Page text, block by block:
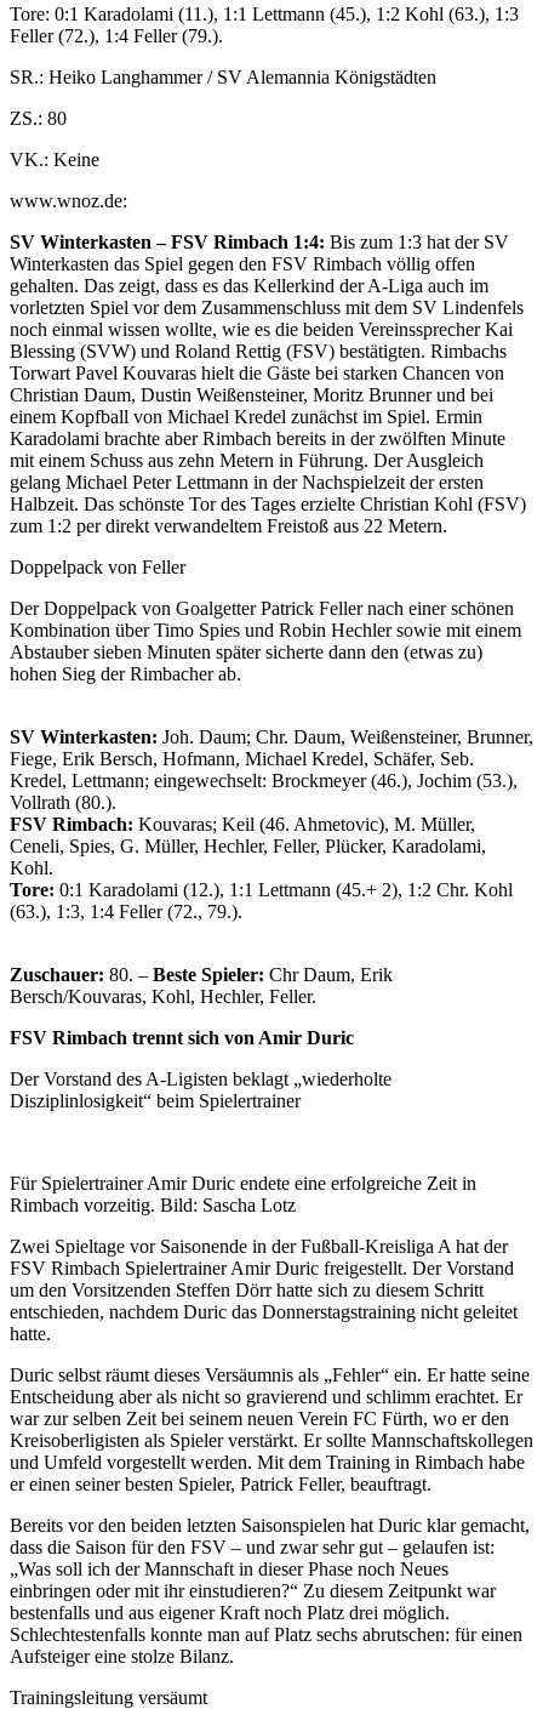
Tore: 0:1 Karadolami (11.), 1:1 Lettmann (45.), 1:2 Kohl (63.), 1:3
Feller (72.), 1:4 Feller (79.).
SR.: Heiko Langhammer / SV Alemannia Königstädten
ZS.: 80
VK.: Keine
www.wnoz.de:
SV Winterkasten – FSV Rimbach 1:4: Bis zum 1:3 hat der SV
Winterkasten das Spiel gegen den FSV Rimbach völlig offen
gehalten. Das zeigt, dass es das Kellerkind der A-Liga auch im
vorletzten Spiel vor dem Zusammenschluss mit dem SV Lindenfels
noch einmal wissen wollte, wie es die beiden Vereinssprecher Kai
Blessing (SVW) und Roland Rettig (FSV) bestätigten. Rimbachs
Torwart Pavel Kouvaras hielt die Gäste bei starken Chancen von
Christian Daum, Dustin Weißensteiner, Moritz Brunner und bei
einem Kopfball von Michael Kredel zunächst im Spiel. Ermin
Karadolami brachte aber Rimbach bereits in der zwölften Minute
mit einem Schuss aus zehn Metern in Führung. Der Ausgleich
gelang Michael Peter Lettmann in der Nachspielzeit der ersten
Halbzeit. Das schönste Tor des Tages erzielte Christian Kohl (FSV)
zum 1:2 per direkt verwandeltem Freistoß aus 22 Metern.
Doppelpack von Feller
Der Doppelpack von Goalgetter Patrick Feller nach einer schönen
Kombination über Timo Spies und Robin Hechler sowie mit einem
Abstauber sieben Minuten später sicherte dann den (etwas zu)
hohen Sieg der Rimbacher ab.
SV Winterkasten: Joh. Daum; Chr. Daum, Weißensteiner, Brunner,
Fiege, Erik Bersch, Hofmann, Michael Kredel, Schäfer, Seb.
Kredel, Lettmann; eingewechselt: Brockmeyer (46.), Jochim (53.),
Vollrath (80.).
FSV Rimbach: Kouvaras; Keil (46. Ahmetovic), M. Müller,
Ceneli, Spies, G. Müller, Hechler, Feller, Plücker, Karadolami,
Kohl.
Tore: 0:1 Karadolami (12.), 1:1 Lettmann (45.+ 2), 1:2 Chr. Kohl
(63.), 1:3, 1:4 Feller (72., 79.).
Zuschauer: 80. – Beste Spieler: Chr Daum, Erik
Bersch/Kouvaras, Kohl, Hechler, Feller.
FSV Rimbach trennt sich von Amir Duric
Der Vorstand des A-Ligisten beklagt „wiederholte
Disziplinlosigkeit“ beim Spielertrainer
Für Spielertrainer Amir Duric endete eine erfolgreiche Zeit in
Rimbach vorzeitig. Bild: Sascha Lotz
Zwei Spieltage vor Saisonende in der Fußball-Kreisliga A hat der
FSV Rimbach Spielertrainer Amir Duric freigestellt. Der Vorstand
um den Vorsitzenden Steffen Dörr hatte sich zu diesem Schritt
entschieden, nachdem Duric das Donnerstagstraining nicht geleitet
hatte.
Duric selbst räumt dieses Versäumnis als „Fehler“ ein. Er hatte seine
Entscheidung aber als nicht so gravierend und schlimm erachtet. Er
war zur selben Zeit bei seinem neuen Verein FC Fürth, wo er den
Kreisoberligisten als Spieler verstärkt. Er sollte Mannschaftskollegen
und Umfeld vorgestellt werden. Mit dem Training in Rimbach habe
er einen seiner besten Spieler, Patrick Feller, beauftragt.
Bereits vor den beiden letzten Saisonspielen hat Duric klar gemacht,
dass die Saison für den FSV – und zwar sehr gut – gelaufen ist:
„Was soll ich der Mannschaft in dieser Phase noch Neues
einbringen oder mit ihr einstudieren?“ Zu diesem Zeitpunkt war
bestenfalls und aus eigener Kraft noch Platz drei möglich.
Schlechtestenfalls konnte man auf Platz sechs abrutschen: für einen
Aufsteiger eine stolze Bilanz.
Trainingsleitung versäumt